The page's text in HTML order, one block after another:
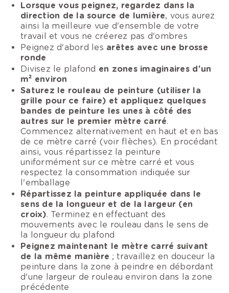
Lorsque vous peignez, regardez dans la
direction de la source de lumière, vous aurez
ainsi la meilleure vue d'ensemble de votre
travail et vous ne créerez pas d'ombres
Peignez d'abord les arêtes avec une brosse
ronde
Divisez le plafond en zones imaginaires d'un
m² environ
Saturez le rouleau de peinture (utiliser la
grille pour ce faire) et appliquez quelques
bandes de peinture les unes à côté des
autres sur le premier mètre carré.
Commencez alternativement en haut et en bas
de ce mètre carré (voir flèches). En procédant
ainsi, vous répartissez la peinture
uniformément sur ce mètre carré et vous
respectez la consommation indiquée sur
l'emballage
Répartissez la peinture appliquée dans le
sens de la longueur et de la largeur (en
croix). Terminez en effectuant des
mouvements avec le rouleau dans le sens de
la longueur du plafond
Peignez maintenant le mètre carré suivant
de la même manière ; travaillez en douceur la
peinture dans la zone à peindre en débordant
d'une largeur de rouleau environ dans la zone
précédente